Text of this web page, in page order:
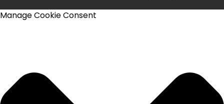
Manage Cookie Consent